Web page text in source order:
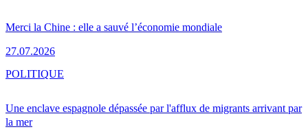
Merci la Chine : elle a sauvé l’économie mondiale
27.07.2026
Une enclave espagnole dépassée par l'afflux de migrants arrivant par
la mer
POLITIQUE